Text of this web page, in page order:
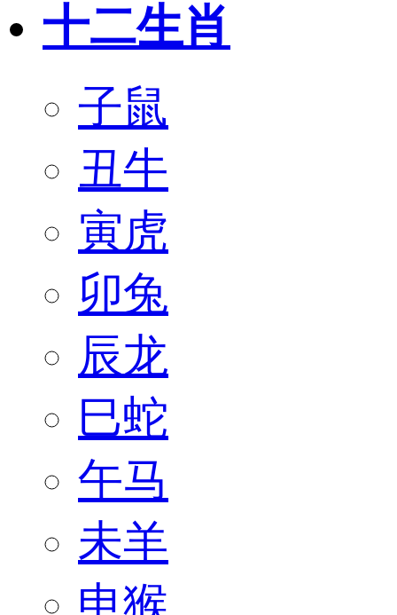
十二生肖
子鼠
丑牛
寅虎
卯兔
辰龙
巳蛇
午马
未羊
申猴